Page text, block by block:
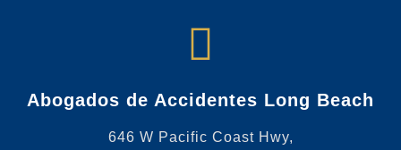
Abogados de Accidentes Long Beach
646 W Pacific Coast Hwy,